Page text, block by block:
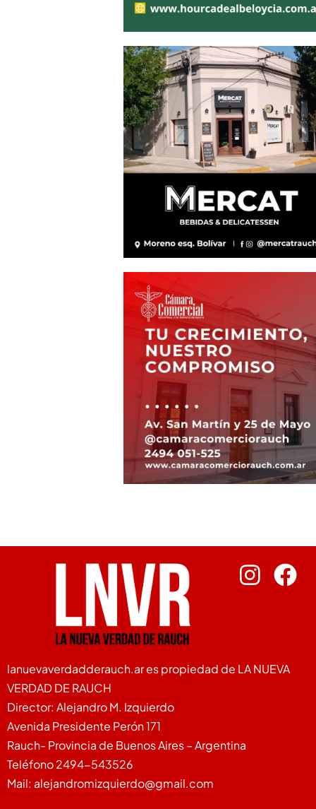
lanuevaverdadderauch.ar es propiedad de LA NUEVA
VERDAD DE RAUCH
Director: Alejandro M. Izquierdo
Avenida Presidente Perón 171
Rauch- Provincia de Buenos Aires – Argentina
Teléfono 2494-543526
Mail: alejandromizquierdo@gmail.com